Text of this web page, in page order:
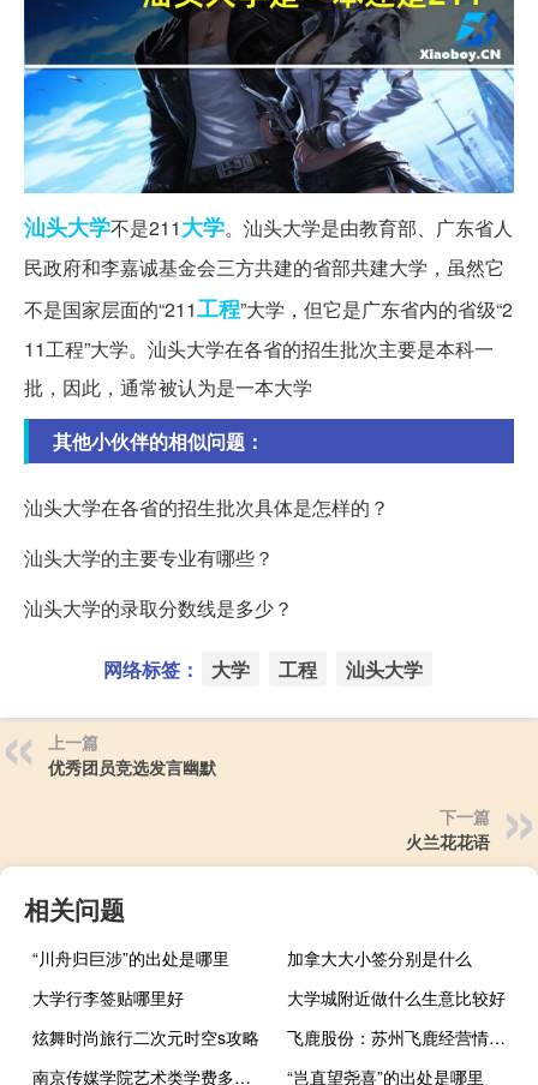
汕头大学不是211大学。汕头大学是由教育部、广东省人
民政府和李嘉诚基金会三方共建的省部共建大学，虽然它
不是国家层面的“211工程”大学，但它是广东省内的省级“2
11工程”大学。汕头大学在各省的招生批次主要是本科一
批，因此，通常被认为是一本大学
其他小伙伴的相似问题：
汕头大学在各省的招生批次具体是怎样的？
汕头大学的主要专业有哪些？
汕头大学的录取分数线是多少？
网络标签： 大学 工程 汕头大学
上一篇
优秀团员竞选发言幽默
下一篇
火兰花花语
相关问题
“川舟归巨涉”的出处是哪里
加拿大大小签分别是什么
大学行李签贴哪里好
大学城附近做什么生意比较好
炫舞时尚旅行二次元时空s攻略
飞鹿股份：苏州飞鹿经营情况目前对公司影响较小
南京传媒学院艺术类学费多少钱一年
“岂直望尧喜”的出处是哪里